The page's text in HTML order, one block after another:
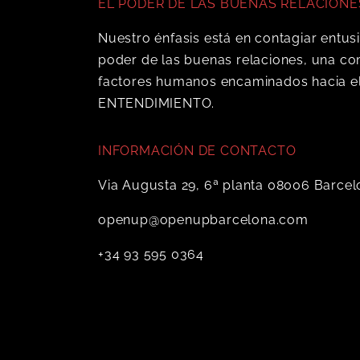
EL PODER DE LAS BUENAS
Nuestro énfasis está en contagiar
poder de las buenas relaciones, una
factores humanos encaminados hacia
ENTENDIMIENTO.
INFORMACIÓN DE CONTACTO
Via Augusta 29, 6ª planta 08006
openup@openupbarcelona.com
+34 93 595 0364